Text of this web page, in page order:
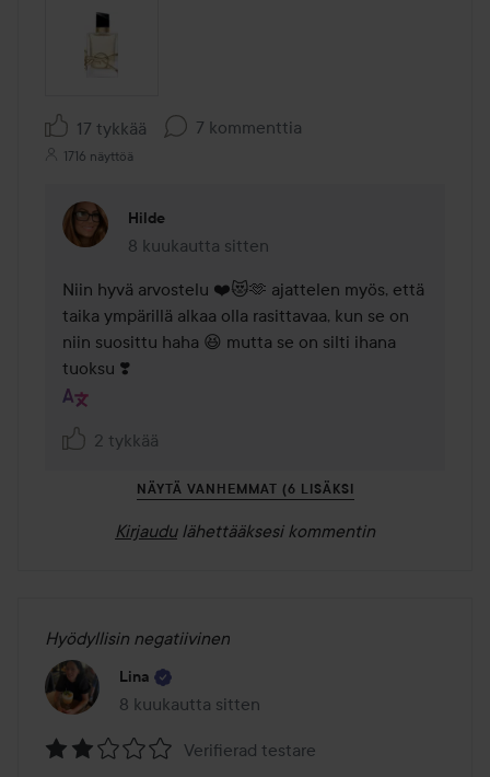
17 tykkää 7 kommenttia
1716 näyttöä
Hilde
8 kuukautta sitten
Kommentti lisättiin 8 kuukautta sitten
Niin hyvä arvostelu ❤️😻🫶 ajattelen myös, että
taika ympärillä alkaa olla rasittavaa, kun se on
niin suosittu haha 😆 mutta se on silti ihana
tuoksu ❣️
2 tykkää
NÄYTÄ VANHEMMAT (6 LISÄKSI
Kirjaudu lähettääksesi kommentin
Hyödyllisin negatiivinen
Lina
8 kuukautta sitten
Viesti luotiin 8 kuukautta sitten
Verifierad testare